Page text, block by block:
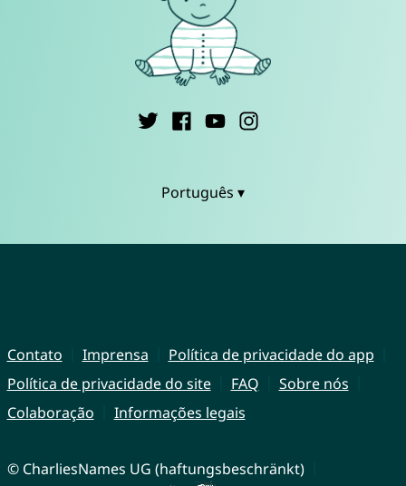
Português ▾
Contato Imprensa
Política de privacidade do app
Política de privacidade do site
FAQ
Sobre nós
Colaboração
Informações legais
© CharliesNames UG (haftungsbeschränkt)